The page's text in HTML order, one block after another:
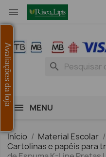

search
MENU
Início Material Escolar
Cartolinas e papéis para
Avaliações da loja